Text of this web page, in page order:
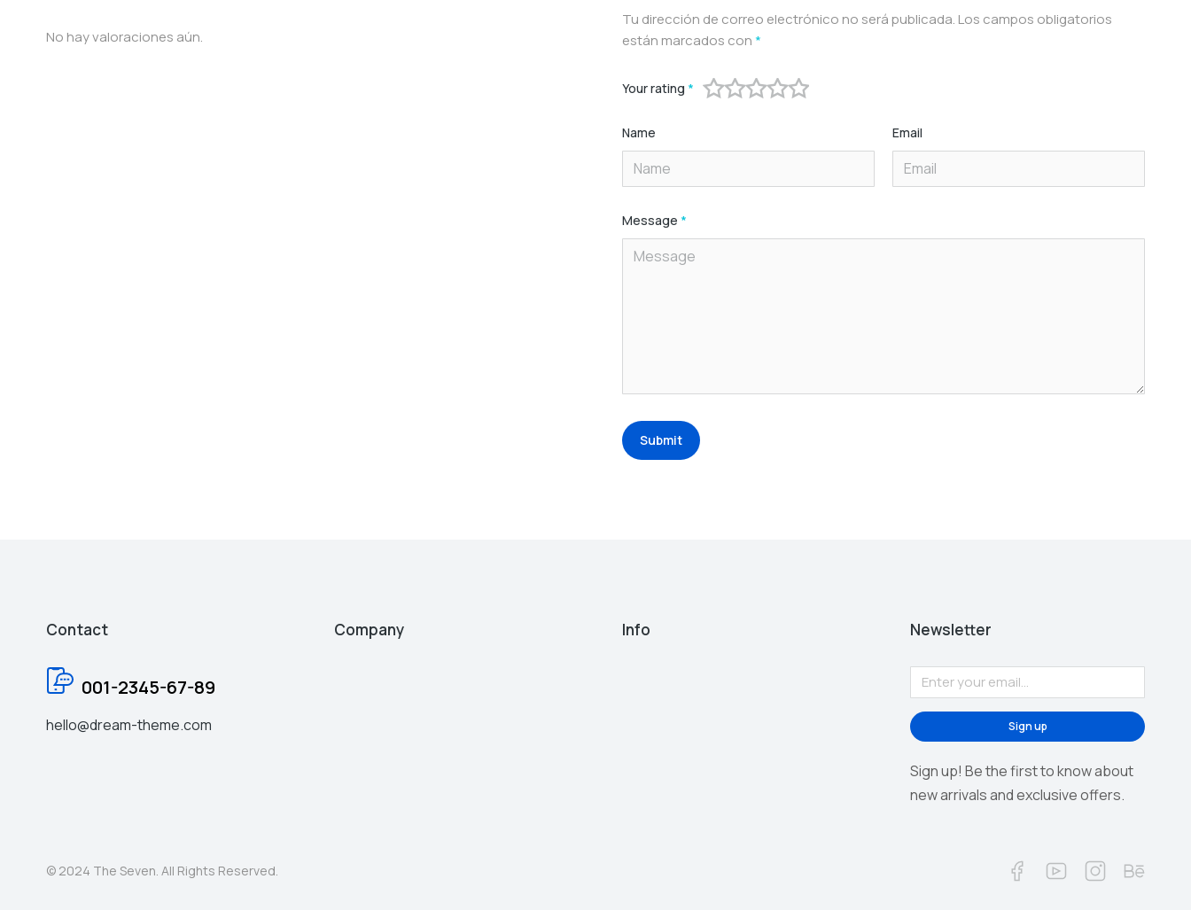
No hay valoraciones aún.
Tu dirección de correo electrónico no será publicada. Los campos obligatorios
están marcados con *
Your rating *
Name Email
Message *
Submit
Contact
001-2345-67-89
hello@dream-theme.com
Company Info Newsletter
Sign up
Sign up! Be the first to know about
new arrivals and exclusive offers.
© 2024 The Seven. All Rights Reserved.